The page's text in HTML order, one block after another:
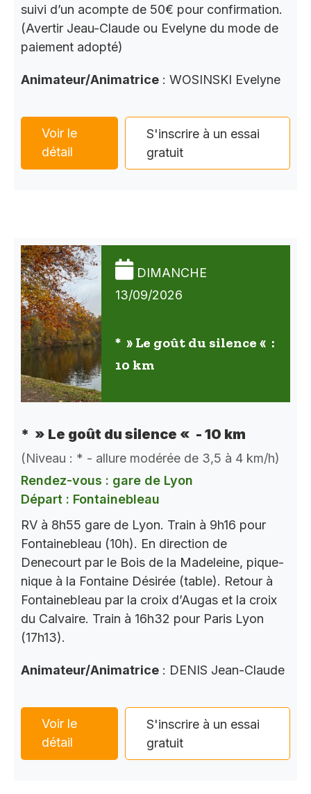
suivi d’un acompte de 50€ pour confirmation.
(Avertir Jeau-Claude ou Evelyne du mode de
paiement adopté)
Animateur/Animatrice : WOSINSKI Evelyne
Voir le
détail
S'inscrire à un essai
gratuit
DIMANCHE
13/09/2026
* » Le goût du silence « :
10 km
* » Le goût du silence « - 10 km
(Niveau : * - allure modérée de 3,5 à 4 km/h)
Rendez-vous : gare de Lyon
Départ : Fontainebleau
RV à 8h55 gare de Lyon. Train à 9h16 pour
Fontainebleau (10h). En direction de
Denecourt par le Bois de la Madeleine, pique-
nique à la Fontaine Désirée (table). Retour à
Fontainebleau par la croix d’Augas et la croix
du Calvaire. Train à 16h32 pour Paris Lyon
(17h13).
Animateur/Animatrice : DENIS Jean-Claude
Voir le
détail
S'inscrire à un essai
gratuit